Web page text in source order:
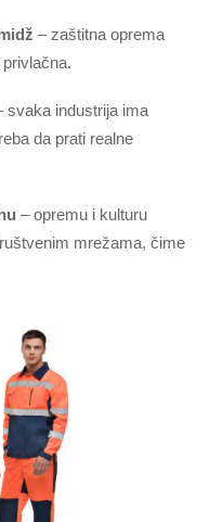
– zaštitna oprema
svaka industrija ima
da prati realne
– opremu i kulturu
mrežama, čime